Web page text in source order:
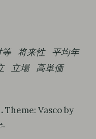
等 将来性
平均年
立場 高単価
Theme: Vasco by
.